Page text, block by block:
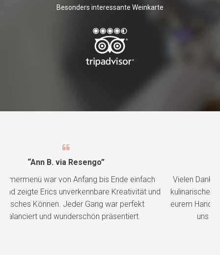
Besonders interessante Weinkarte
und
“Ann B. via Resengo”
Vielen Dank, Eric und Carina, für ein außergewöhnliches
kulinarisches Erlebnis. Eure Leidenschaft und Hingabe zu
eurem Handwerk sind in jedem Detail spürbar. Wir freuen
uns schon auf unseren nächsten Besuch!